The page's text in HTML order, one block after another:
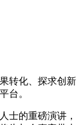
转化、探求创新
台。
士的重磅演讲，